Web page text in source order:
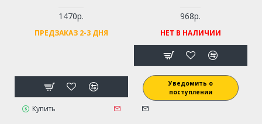
1470р.
ПРЕДЗАКАЗ 2-3 ДНЯ
Купить
968р.
НЕТ В НАЛИЧИИ
Уведомить о
поступлении